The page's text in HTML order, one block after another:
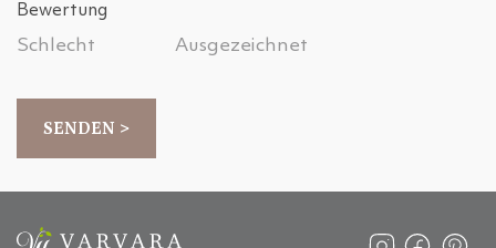
Bewertung
Schlecht Ausgezeichnet
SENDEN >